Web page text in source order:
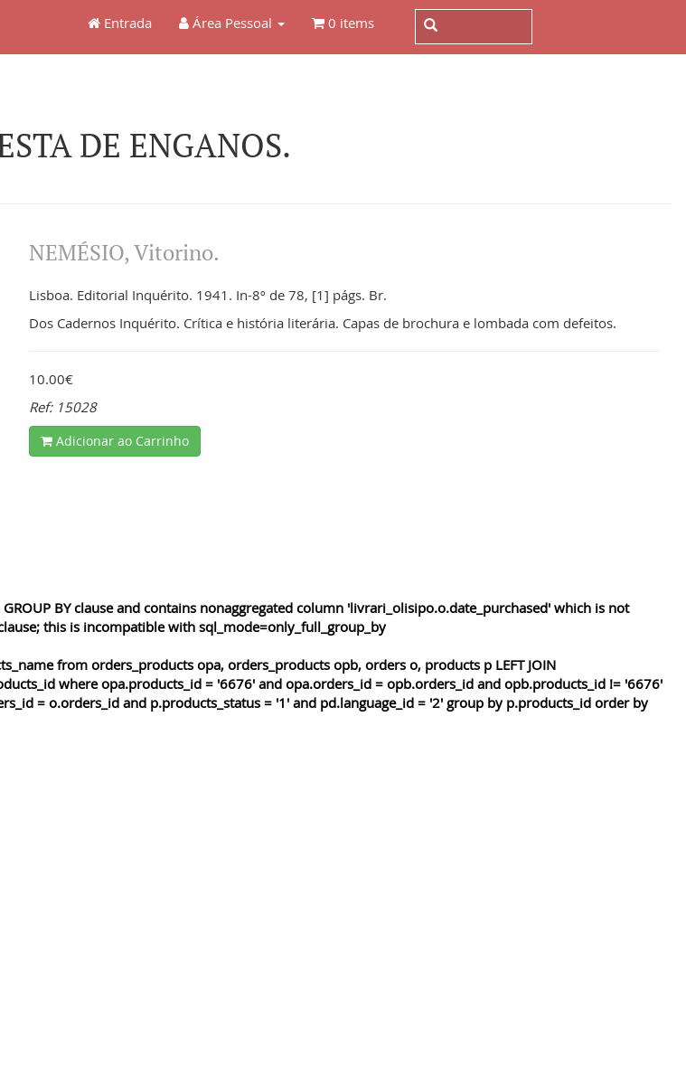
Entrada Área Pessoal 0 items
DE ENGANOS.
NEMÉSIO, Vitorino.
Lisboa. Editorial Inquérito. 1941. In-8º de 78, [1] págs. Br.
Dos Cadernos Inquérito. Crítica e história literária. Capas de brochura e lombada com defeitos.
10.00€
Ref: 15028
Adicionar ao Carrinho
BY clause and contains nonaggregated column 'livrari_olisipo.o.date_purchased' which is not
this is incompatible with sql_mode=only_full_group_by
from orders_products opa, orders_products opb, orders o, products p LEFT JOIN
where opa.products_id = '6676' and opa.orders_id = opb.orders_id and opb.products_id != '6676'
= o.orders_id and p.products_status = '1' and pd.language_id = '2' group by p.products_id order by